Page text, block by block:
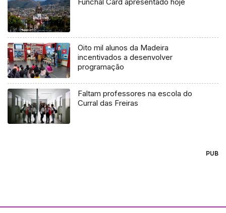
Oito mil alunos da Madeira
incentivados a desenvolver
programação
Faltam professores na escola do
Curral das Freiras
PUB